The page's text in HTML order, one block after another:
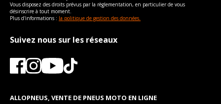
Vous disposez des droits prévus par la règlementation, en particulier de vous
désinscrire à tout moment.
Plus d'informations : la politique de gestion des données.
Suivez nous sur les réseaux
ALLOPNEUS, VENTE DE PNEUS MOTO EN LIGNE